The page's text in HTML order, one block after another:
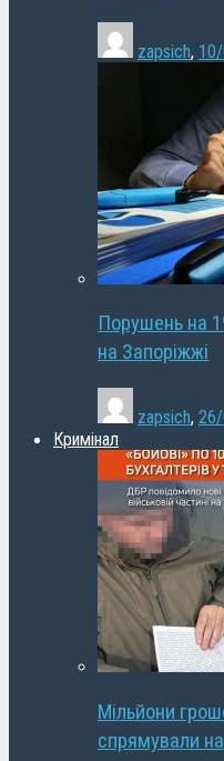
zapsich,
Порушень на
на Запоріжжі
zapsich,
Кримінал
Мільйони
спрямували